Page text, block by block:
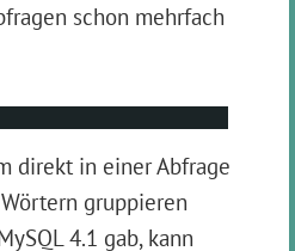
schon mehrfach
direkt in einer Abfrage
gruppieren
4.1 gab, kann